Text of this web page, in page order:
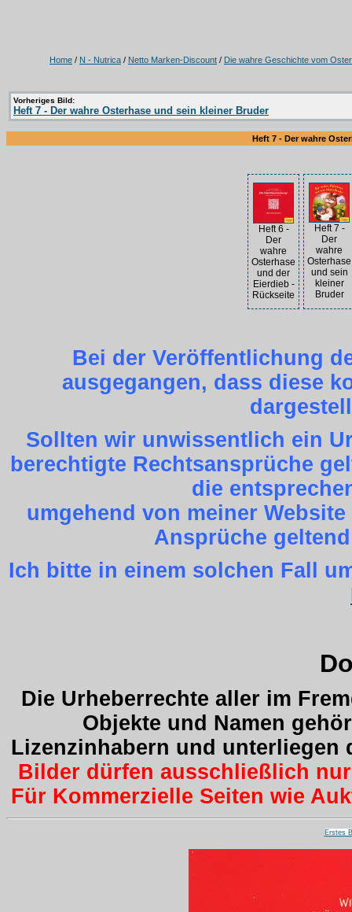
Home / N - Nutrica / Netto Marken-Discount / Die wahre Geschichte vom
Vorheriges Bild:
Heft 7 - Der wahre Osterhase und sein kleiner Bruder
Heft 7 - Der wahre
Heft 6 -
Der
wahre
Osterhase
und der
Eierdieb -
Rückseite
Heft 7 -
Der
wahre
Osterhase
und sein
kleiner
Bruder
Bei der Veröffentlichung
ausgegangen, dass diese
Sollten wir unwissentlich ein
berechtigte Rechtsansprüche
die
umgehend von meiner
Ansprüche
Ich bitte in einem solchen Fall
Die Urheberrechte aller im
Objekte und Namen
Lizenzinhabern und unterliegen
Bilder dürfen ausschließlich
Für Kommerzielle Seiten wie
Erstes